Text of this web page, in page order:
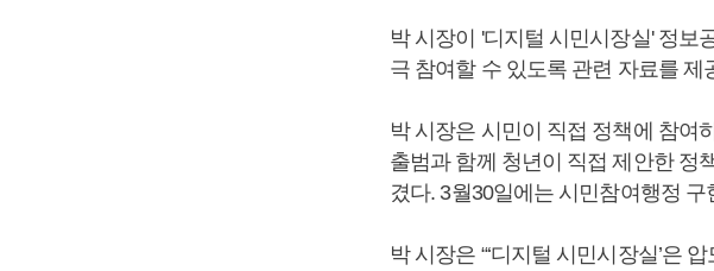
박 시장이 '디지털 시민시장실' 정보
극 참여할 수 있도록 관련 자료를 제
박 시장은 시민이 직접 정책에 참여
출범과 함께 청년이 직접 제안한 정
겼다. 3월30일에는 시민참여행정
박 시장은 “‘디지털 시민시장실’은